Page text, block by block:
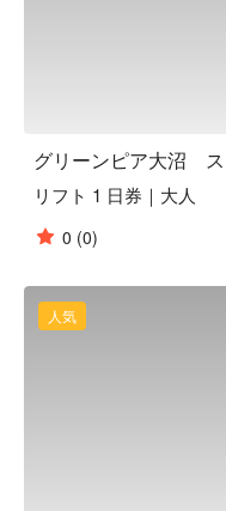
グリーンピア大沼
リフト 1 日券｜大人
0 (0)
人気